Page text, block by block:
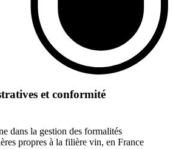
et conformité
dans la gestion des formalités
propres à la filière vin, en France